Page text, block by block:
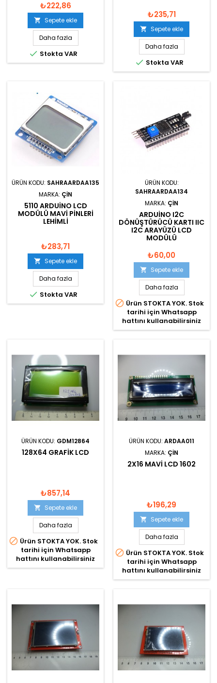
₺222,86
 Sepete ekle
Daha fazla
 Stokta VAR
₺235,71
 Sepete ekle
Daha fazla
 Stokta VAR
ÜRÜN KODU: SAHRAARDAA135
MARKA: ÇIN
5110 ARDUINO LCD
MODÜLÜ MAVI PINLERI
LEHIMLI
₺283,71
 Sepete ekle
Daha fazla
 Stokta VAR
ÜRÜN KODU:
SAHRAARDAA134
MARKA: ÇIN
ARDUINO I2C
DÖNÜŞTÜRÜCÜ KARTI IIC
I2C ARAYÜZÜ LCD
MODÜLÜ
₺60,00
 Sepete ekle
Daha fazla
 Ürün STOKTA YOK. Stok
tarihi için Whatsapp
hattını kullanabilirsiniz
ÜRÜN KODU: GDM12864
128X64 GRAFIK LCD
₺857,14
 Sepete ekle
Daha fazla
 Ürün STOKTA YOK. Stok
tarihi için Whatsapp
hattını kullanabilirsiniz
ÜRÜN KODU: ARDAA011
MARKA: ÇIN
2X16 MAVI LCD 1602
₺196,29
 Sepete ekle
Daha fazla
 Ürün STOKTA YOK. Stok
tarihi için Whatsapp
hattını kullanabilirsiniz